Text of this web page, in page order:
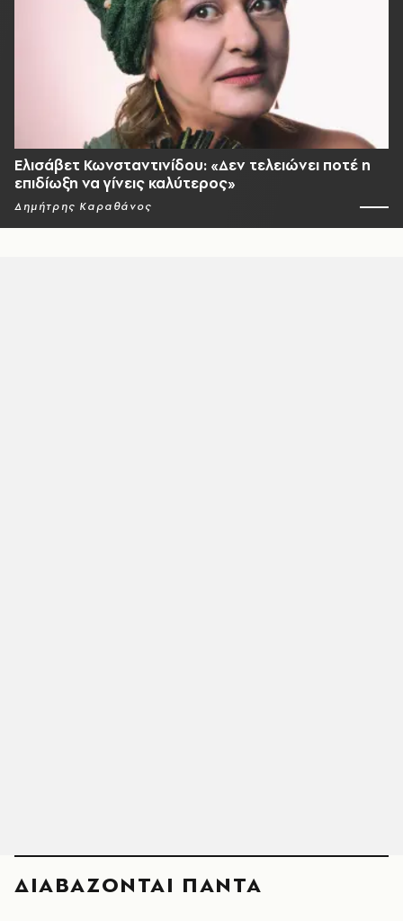
Ελισάβετ Κωνσταντινίδου: «Δεν τελειώνει ποτέ η
επιδίωξη να γίνεις καλύτερος»
Δημήτρης Καραθάνος
ΔΙΑΒΑΖΟΝΤΑΙ ΠΑΝΤΑ